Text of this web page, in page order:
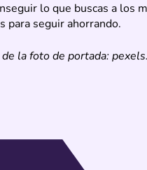
lo que buscas a los
para seguir ahorrando.
la foto de portada: